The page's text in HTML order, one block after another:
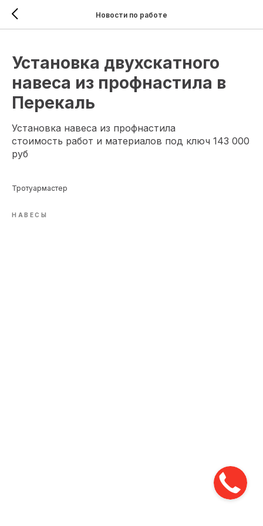
Новости по работе
Установка двухскатного
навеса из профнастила в
Перекаль
Установка навеса из профнастила
стоимость работ и материалов под ключ 143 000
руб
Тротуармастер
НАВЕСЫ